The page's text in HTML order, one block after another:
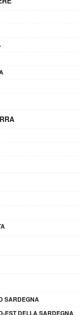
SARDEGNA
EST DELLA SARDEGNA